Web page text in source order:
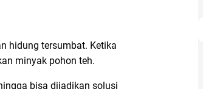
hidung tersumbat. Ketika
minyak pohon teh.
bisa dijadikan solusi